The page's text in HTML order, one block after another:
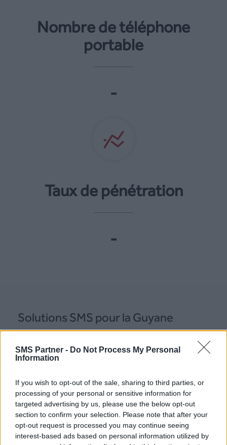
SMS Partner - Do Not Process My Personal
Information
If you wish to opt-out of the sale, sharing to third parties, or
processing of your personal or sensitive information for
targeted advertising by us, please use the below opt-out
section to confirm your selection. Please note that after your
opt-out request is processed you may continue seeing
interest-based ads based on personal information utilized by
Nombre de téléphone
portable
-
Taux de pénétration
-
Solutions SMS pour la Guyane
Pour effectuer vos envois en Guyane, SMS
Partner propose les solutions suivantes :
–Plateforme SMS Guyane
–Mail to SMS Guyane
API SMS Guyane
–API HLR Guyane